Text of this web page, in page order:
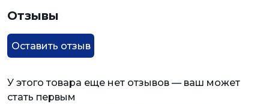
Отзывы
Оставить отзыв
У этого товара еще нет отзывов — ваш может
стать первым